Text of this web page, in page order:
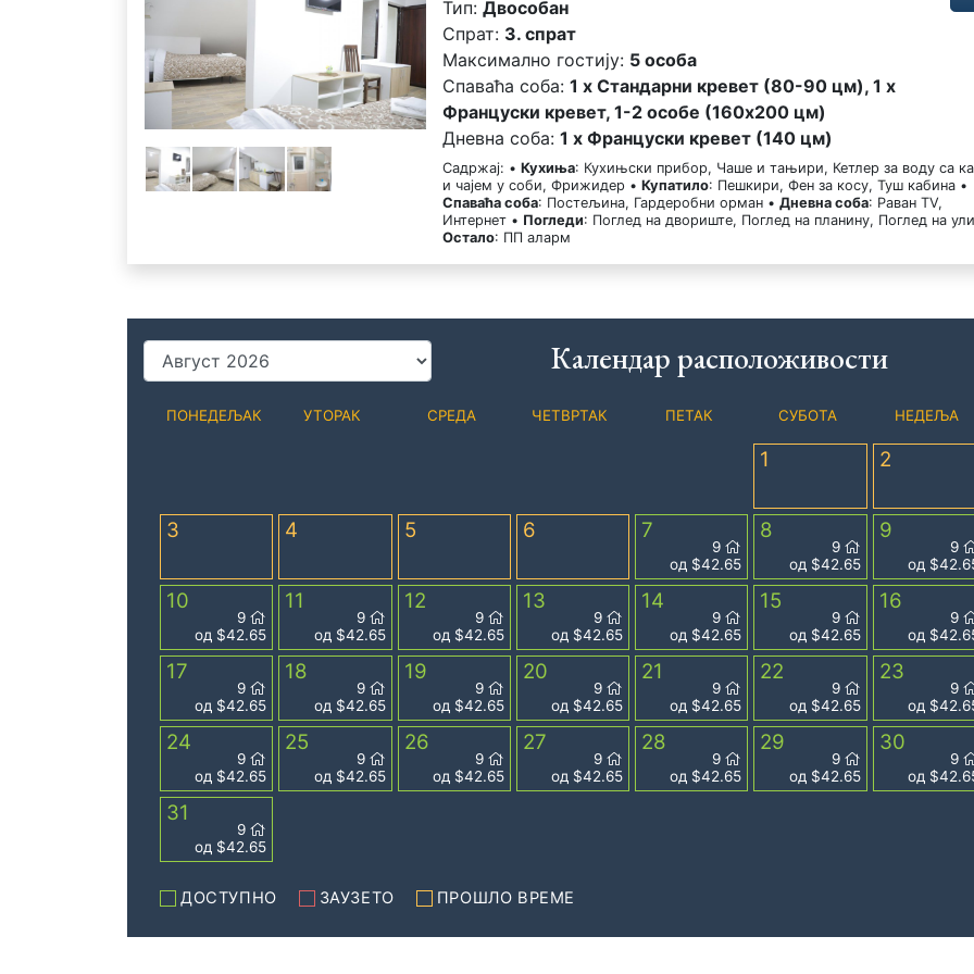
Тип:Двособан
Спрат: 3. спрат
Максимално гостију: 5 особа
Спаваћа соба:1 x Стандарни кревет (80-90 цм), 1 x
Француски кревет, 1-2 особе (160x200 цм)
Дневна соба:1 x Француски кревет (140 цм)
Садржај: •Кухиња: Кухињски прибор, Чаше и тањири, Кетлер за воду са
и чајем у соби, Фрижидер •Купатило: Пешкири, Фен за косу, Туш кабина •
Спаваћа соба: Постељина, Гардеробни орман •Дневна соба: Раван TV,
Интернет • Погледи: Поглед на двориште, Поглед на планину, Поглед на
Остало: ПП аларм
Календар расположивости
ПОНЕДЕЉАК УТОРАК СРЕДА ЧЕТВРТАК ПЕТАК СУБОТА НЕДЕЉА
1 2
3 4 5 6 7
9
од $42.65
8
9
од $42.65
9
9
од
10
9
од $42.65
11
9
од $42.65
12
9
од $42.65
13
9
од $42.65
14
9
од $42.65
15
9
од $42.65
16
9
од
17
9
од $42.65
18
9
од $42.65
19
9
од $42.65
20
9
од $42.65
21
9
од $42.65
22
9
од $42.65
23
9
од
24
9
од $42.65
25
9
од $42.65
26
9
од $42.65
27
9
од $42.65
28
9
од $42.65
29
9
од $42.65
30
9
од
31
9
од $42.65
ДОСТУПНО ЗАУЗЕТО ПРОШЛО ВРЕМЕ